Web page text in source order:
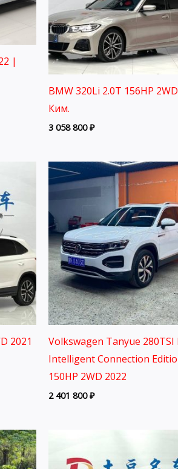
|
BMW 320Li 2.0T 156HP
Ким.
3 058 800₽
2021
Volkswagen Tanyue 280TSI
Intelligent Connection
150HP 2WD 2022
2 401 800₽